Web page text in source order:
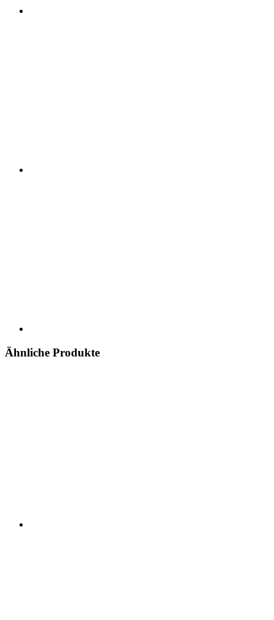
Ähnliche Produkte